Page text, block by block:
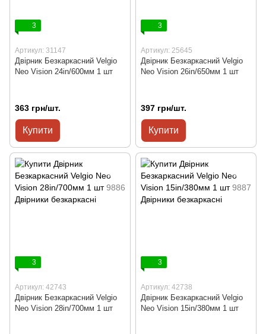
3
Артикул: 31147
Двірник Безкаркасний Velgio
Neo Vision 24in/600мм 1 шт
363 грн/шт.
Купити
3
Артикул: 25645
Двірник Безкаркасний Velgio
Neo Vision 26in/650мм 1 шт
397 грн/шт.
Купити
3
Артикул: 42743
Двірник Безкаркасний Velgio
Neo Vision 28in/700мм 1 шт
3
Артикул: 42738
Двірник Безкаркасний Velgio
Neo Vision 15in/380мм 1 шт